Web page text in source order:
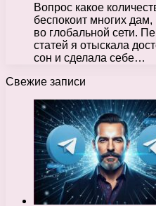
Вопрос какое
беспокоит многих дам,
во глобальной сети.
статей я отыскала
сон и сделала себе…
Свежие записи